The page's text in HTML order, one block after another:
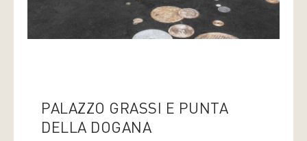
PALAZZO GRASSI E PUNTA
DELLA DOGANA